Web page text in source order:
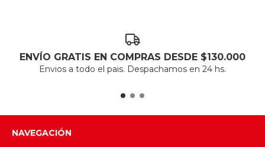
ENVÍO GRATIS EN COMPRAS DESDE $130.000
Envios a todo el pais. Despachamos en 24 hs.
NAVEGACIÓN